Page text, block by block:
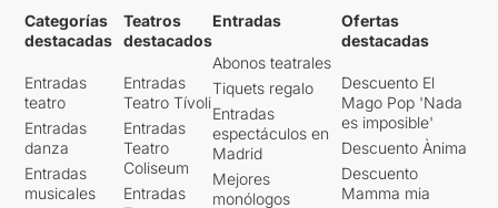
Categorías
destacadas
Entradas
teatro
Entradas
danza
Entradas
musicales
Teatros
destacados
Entradas
Teatro Tívoli
Entradas
Teatro
Coliseum
Entradas
Entradas
Abonos teatrales
Tiquets regalo
Entradas
espectáculos en
Madrid
Mejores
monólogos
Ofertas
destacadas
Descuento El
Mago Pop 'Nada
es imposible'
Descuento Ànima
Descuento
Mamma mia